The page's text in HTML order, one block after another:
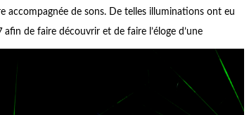
accompagnée de sons. De telles illuminations ont eu
afin de faire découvrir et de faire l’éloge d’une